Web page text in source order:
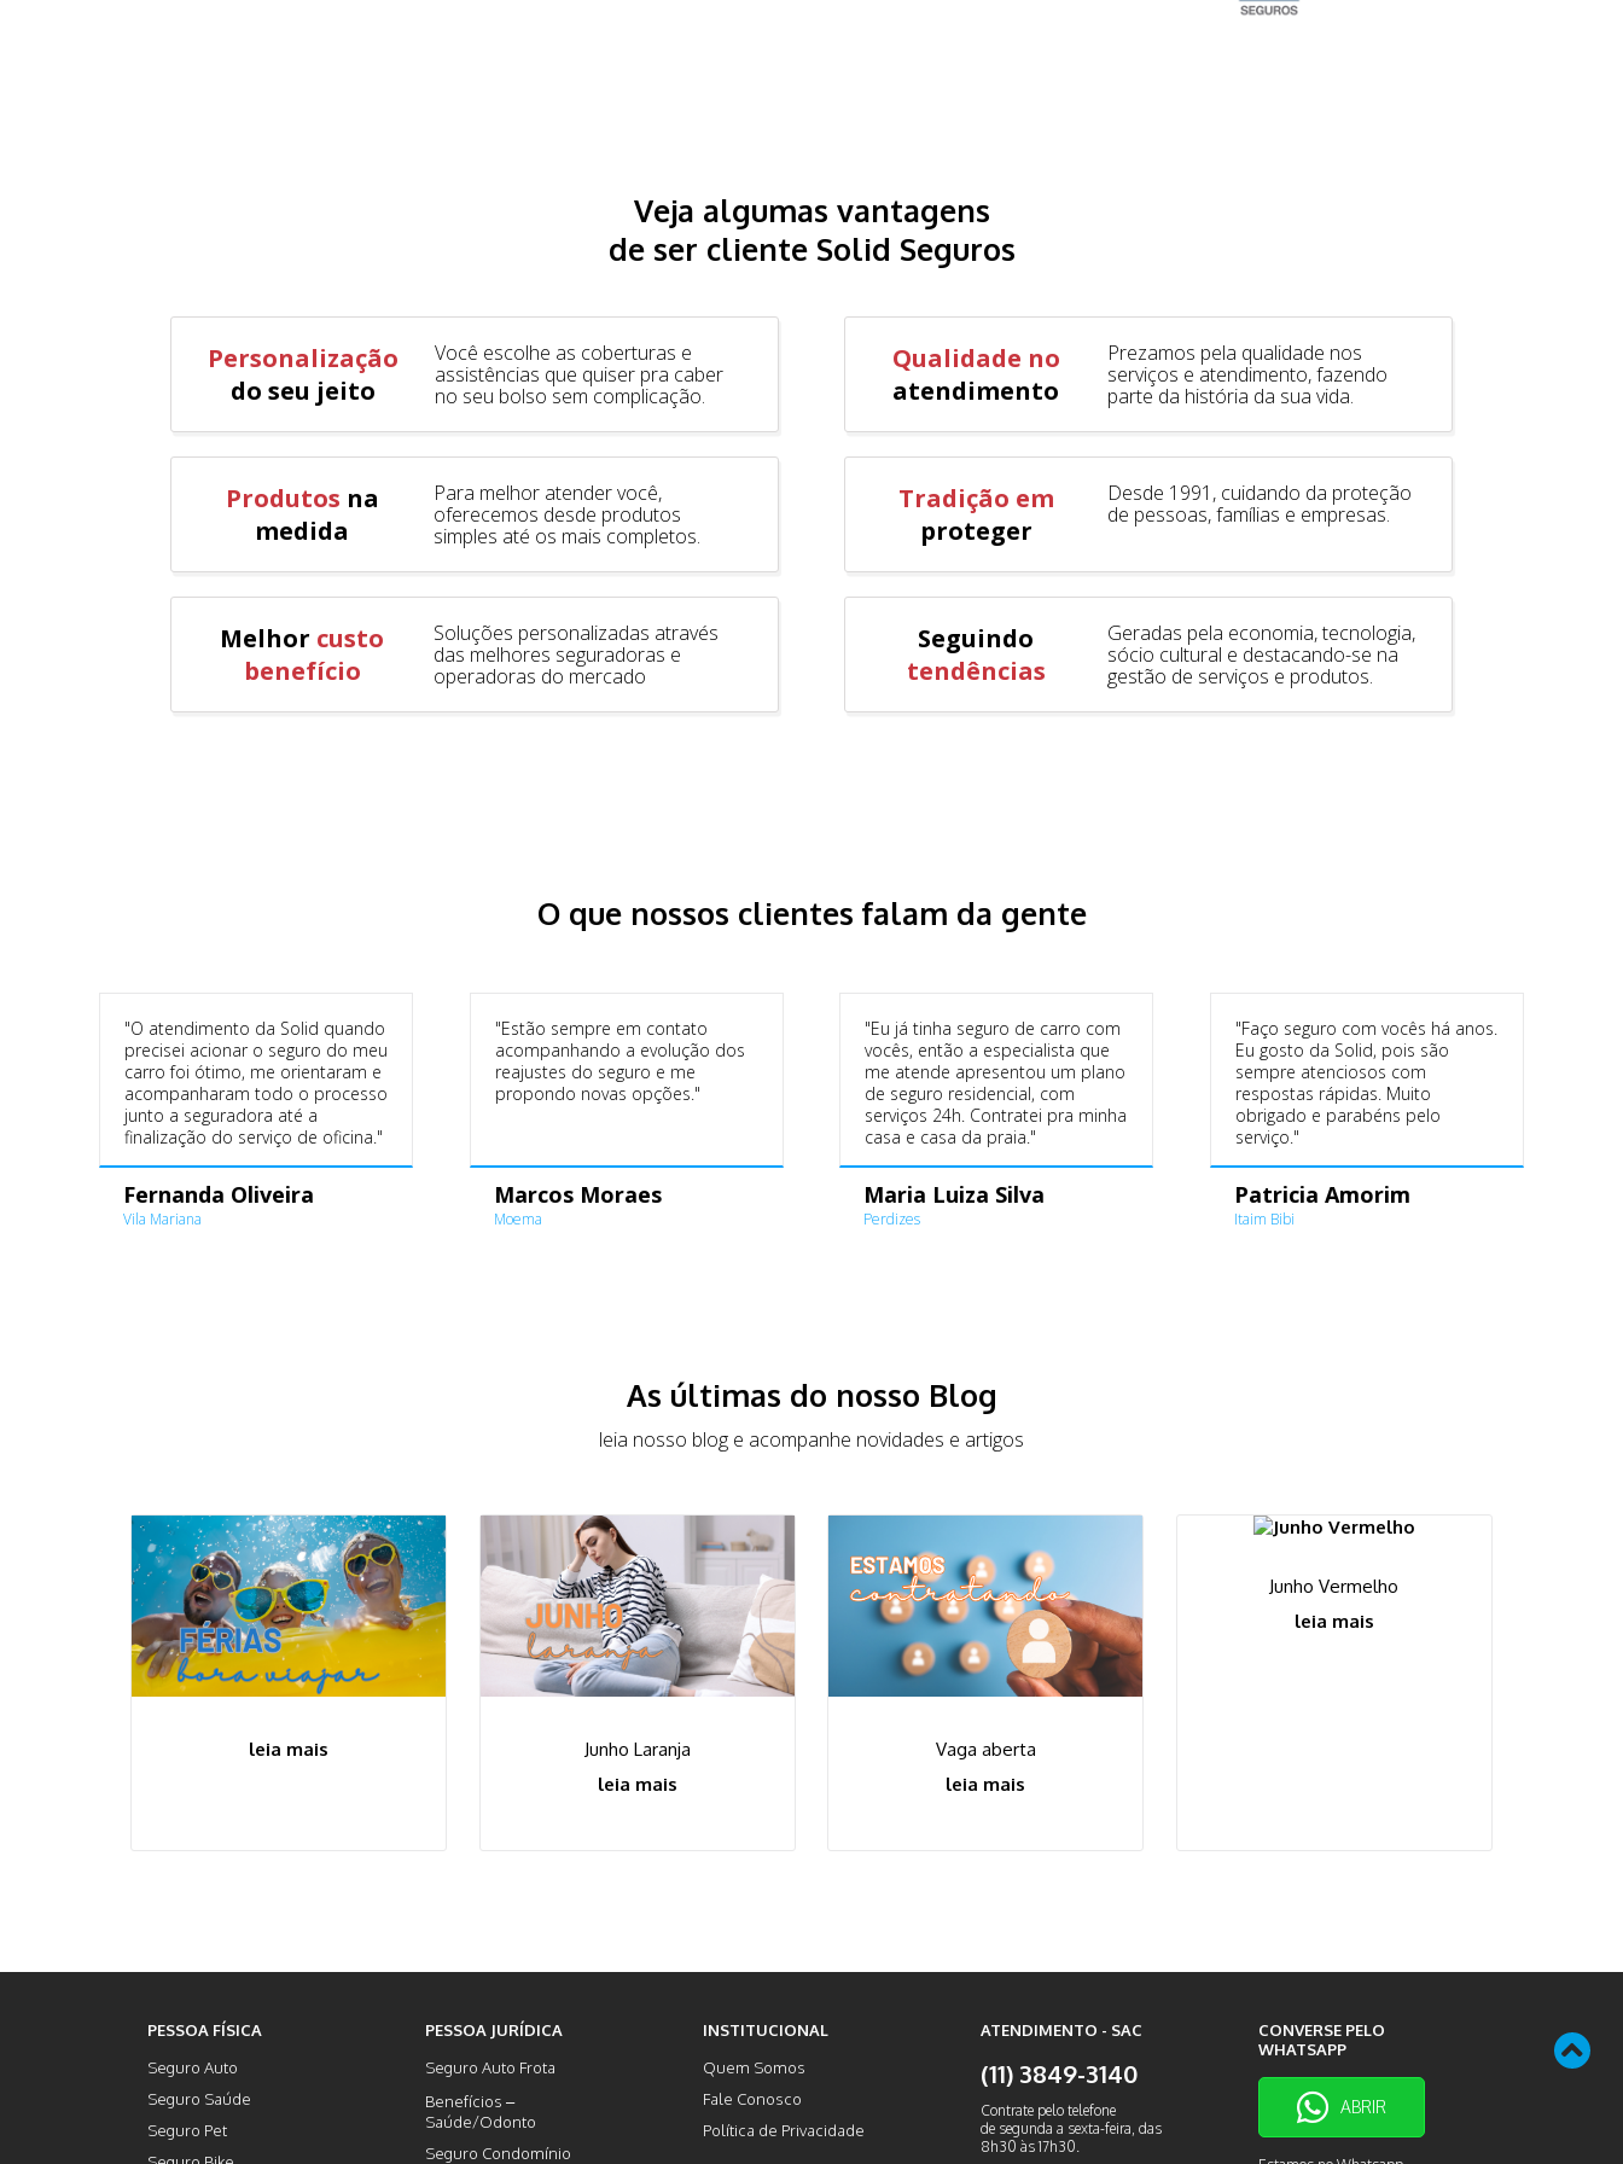
Veja algumas vantagens
de ser cliente Solid Seguros
Personalização
do seu jeito
Você escolhe as coberturas e
assistências que quiser pra caber
no seu bolso sem complicação.
Qualidade no
atendimento
Prezamos pela qualidade nos
serviços e atendimento, fazendo
parte da história da sua vida.
Produtos na
medida
Para melhor atender você,
oferecemos desde produtos
simples até os mais completos.
Tradição em
proteger
Desde 1991, cuidando da proteção
de pessoas, famílias e empresas.
Melhor custo
benefício
Soluções personalizadas através
das melhores seguradoras e
operadoras do mercado
Seguindo
tendências
Geradas pela economia, tecnologia,
sócio cultural e destacando-se na
gestão de serviços e produtos.
O que nossos clientes falam da gente
"O atendimento da Solid quando
precisei acionar o seguro do meu
carro foi ótimo, me orientaram e
acompanharam todo o processo
junto a seguradora até a
finalização do serviço de oficina."
Fernanda Oliveira
Vila Mariana
"Estão sempre em contato
acompanhando a evolução dos
reajustes do seguro e me
propondo novas opções."
Marcos Moraes
Moema
"Eu já tinha seguro de carro com
vocês, então a especialista que
me atende apresentou um plano
de seguro residencial, com
serviços 24h. Contratei pra minha
casa e casa da praia."
Maria Luiza Silva
Perdizes
"Faço seguro com vocês há anos.
Eu gosto da Solid, pois são
sempre atenciosos com
respostas rápidas. Muito
obrigado e parabéns pelo
serviço."
Patricia Amorim
Itaim Bibi
As últimas do nosso Blog
leia nosso blog e acompanhe novidades e artigos
leia mais
Junho Laranja
leia mais
Vaga aberta
leia mais
Junho Vermelho
leia mais
PESSOA FÍSICA
Seguro Auto
Seguro Saúde
Seguro Pet
PESSOA JURÍDICA
Seguro Auto Frota
Benefícios –
Saúde/Odonto
Seguro Condomínio
INSTITUCIONAL
Quem Somos
Fale Conosco
Política de Privacidade
ATENDIMENTO - SAC
(11) 3849-3140
Contrate pelo telefone
de segunda a sexta-feira, das
8h30 às 17h30.
CONVERSE PELO
WHATSAPP
ABRIR